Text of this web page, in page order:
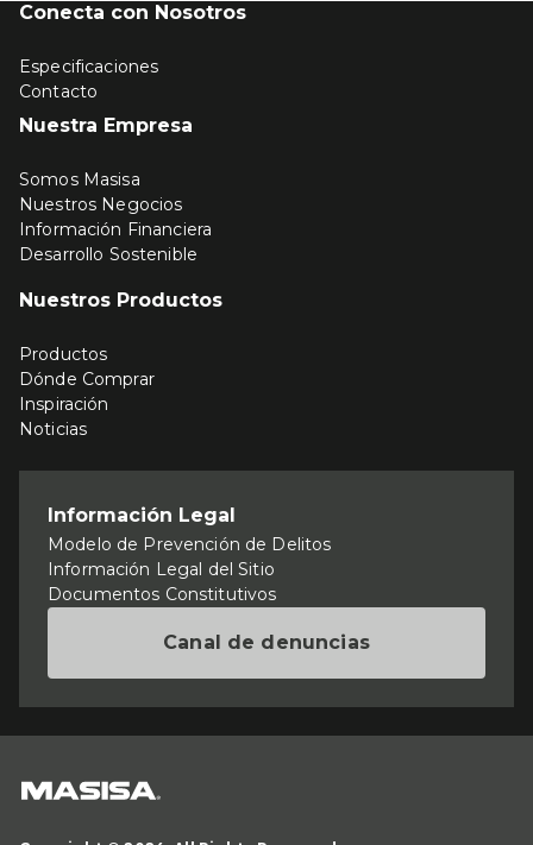
Conecta con Nosotros
Especificaciones
Contacto
Nuestra Empresa
Somos Masisa
Nuestros Negocios
Información Financiera
Desarrollo Sostenible
Nuestros Productos
Productos
Dónde Comprar
Inspiración
Noticias
Información Legal
Modelo de Prevención de Delitos
Información Legal del Sitio
Documentos Constitutivos
Canal de denuncias